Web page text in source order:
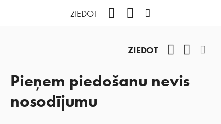
ZIEDOT FacebookYouTube
ZIEDOT Facebook
Pieņem piedošanu nevis
nosodījumu